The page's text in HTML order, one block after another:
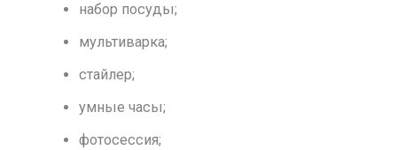
набор посуды;
мультиварка;
стайлер;
умные часы;
фотосессия;